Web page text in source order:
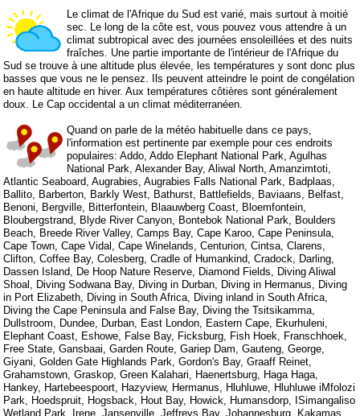
Le climat de l'Afrique du Sud est varié, mais surtout à moitié
sec. Le long de la côte est, vous pouvez vous attendre à un
climat subtropical avec des journées ensoleillées et des nuits
fraîches. Une partie importante de l'intérieur de l'Afrique du
Sud se trouve à une altitude plus élevée, les températures y sont donc plus
basses que vous ne le pensez. Ils peuvent atteindre le point de congélation
en haute altitude en hiver. Aux températures côtières sont généralement
doux. Le Cap occidental a un climat méditerranéen.
Quand on parle de la météo habituelle dans ce pays,
l'information est pertinente par exemple pour ces endroits
populaires: Addo, Addo Elephant National Park, Agulhas
National Park, Alexander Bay, Aliwal North, Amanzimtoti,
Atlantic Seaboard, Augrabies, Augrabies Falls National Park, Badplaas,
Ballito, Barberton, Barkly West, Bathurst, Battlefields, Baviaans, Belfast,
Benoni, Bergville, Bitterfontein, Blaauwberg Coast, Bloemfontein,
Bloubergstrand, Blyde River Canyon, Bontebok National Park, Boulders
Beach, Breede River Valley, Camps Bay, Cape Karoo, Cape Peninsula,
Cape Town, Cape Vidal, Cape Winelands, Centurion, Cintsa, Clarens,
Clifton, Coffee Bay, Colesberg, Cradle of Humankind, Cradock, Darling,
Dassen Island, De Hoop Nature Reserve, Diamond Fields, Diving Aliwal
Shoal, Diving Sodwana Bay, Diving in Durban, Diving in Hermanus, Diving
in Port Elizabeth, Diving in South Africa, Diving inland in South Africa,
Diving the Cape Peninsula and False Bay, Diving the Tsitsikamma,
Dullstroom, Dundee, Durban, East London, Eastern Cape, Ekurhuleni,
Elephant Coast, Eshowe, False Bay, Ficksburg, Fish Hoek, Franschhoek,
Free State, Gansbaai, Garden Route, Gariep Dam, Gauteng, George,
Giyani, Golden Gate Highlands Park, Gordon's Bay, Graaff Reinet,
Grahamstown, Graskop, Green Kalahari, Haenertsburg, Haga Haga,
Hankey, Hartebeespoort, Hazyview, Hermanus, Hluhluwe, Hluhluwe iMfolozi
Park, Hoedspruit, Hogsback, Hout Bay, Howick, Humansdorp, ISimangaliso
Wetland Park, Irene, Jansenville, Jeffreys Bay, Johannesburg, Kakamas,